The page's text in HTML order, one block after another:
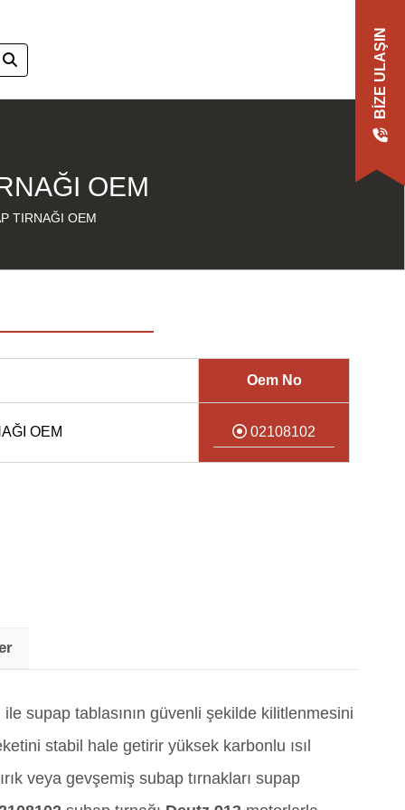
BIZE ULAŞIN
OEM
TIRNAĞI OEM
Oem No
OEM 02108102
ile supap tablasının güvenli şekilde kilitlenmesini
stabil hale getirir yüksek karbonlu ısıl
veya gevşemiş subap tırnakları supap